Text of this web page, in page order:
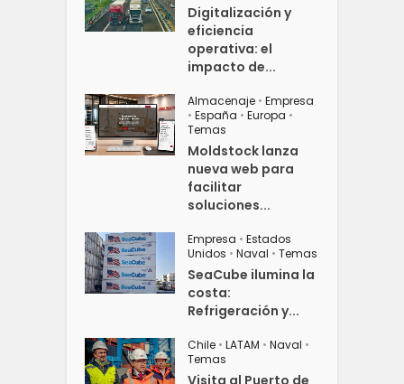
Digitalización y
eficiencia
operativa: el
impacto de...
Almacenaje • Empresa
• España • Europa •
Temas
Moldstock lanza
nueva web para
facilitar
soluciones...
Empresa • Estados
Unidos • Naval • Temas
SeaCube ilumina la
costa:
Refrigeración y...
Chile • LATAM • Naval •
Temas
Visita al Puerto de